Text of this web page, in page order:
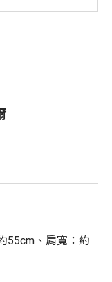
55cm、肩寬：約